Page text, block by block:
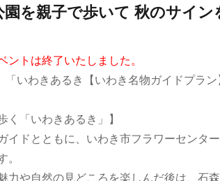
を親子で歩いて 秋のサイン
ントは終了いたしました。
「いわきあるき【いわき名物ガイドプラ
く「いわきあるき」】
イドとともに、いわき市フラワーセンタ
力や自然の見どころを楽しんだ後は、石森